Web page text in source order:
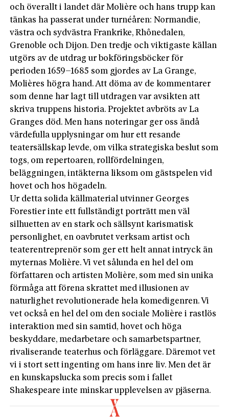
och överallt i landet där Molière och hans trupp kan
tänkas ha passerat under turnéåren: Normandie,
västra och sydvästra Frankrike, Rhônedalen,
Grenoble och Dijon. Den tredje och viktigaste källan
utgörs av de utdrag ur bokföringsböcker för
perioden 1659–1685 som gjordes av La Grange,
Molières högra hand. Att döma av de kommentarer
som denne har lagt till utdragen var avsikten att
skriva truppens historia. Projektet avbröts av La
Granges död. Men hans noteringar ger oss ändå
värdefulla upplysningar om hur ett resande
teatersällskap levde, om vilka strategiska beslut som
togs, om repertoaren, rollfördelningen,
beläggningen, intäkterna liksom om gästspelen vid
hovet och hos högadeln.
Ur detta solida källmaterial utvinner Georges
Forestier inte ett fullständigt porträtt men väl
silhuetten av en stark och sällsynt karismatisk
personlighet, en oavbrutet verksam artist och
teaterentreprenör som ger ett helt annat intryck än
myternas Molière. Vi vet sålunda en hel del om
författaren och artisten Molière, som med sin unika
förmåga att förena skrattet med illusionen av
naturlighet revolutionerade hela komedigenren. Vi
vet också en hel del om den sociale Molière i rastlös
interaktion med sin samtid, hovet och höga
beskyddare, medarbetare och samarbetspartner,
rivaliserande teaterhus och förläggare. Däremot vet
vi i stort sett ingenting om hans inre liv. Men det är
en kunskapslucka som precis som i fallet
Shakespeare inte minskar upplevelsen av pjäserna.